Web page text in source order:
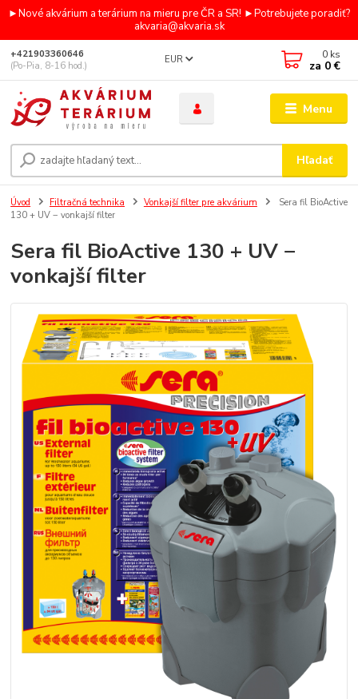
►Nové akvárium a terárium na mieru pre ČR a SR! ►Potrebujete poradiť?
akvaria@akvaria.sk
Menu
EUR
Hľadať
+421903360646
(Po-Pia, 8-16 hod.)
0 ks
za 0 €
Úvod Filtračná technika Vonkajší filter pre akvárium
Sera fil BioActive
130 + UV − vonkajší filter
Sera fil BioActive 130 + UV −
vonkajší filter